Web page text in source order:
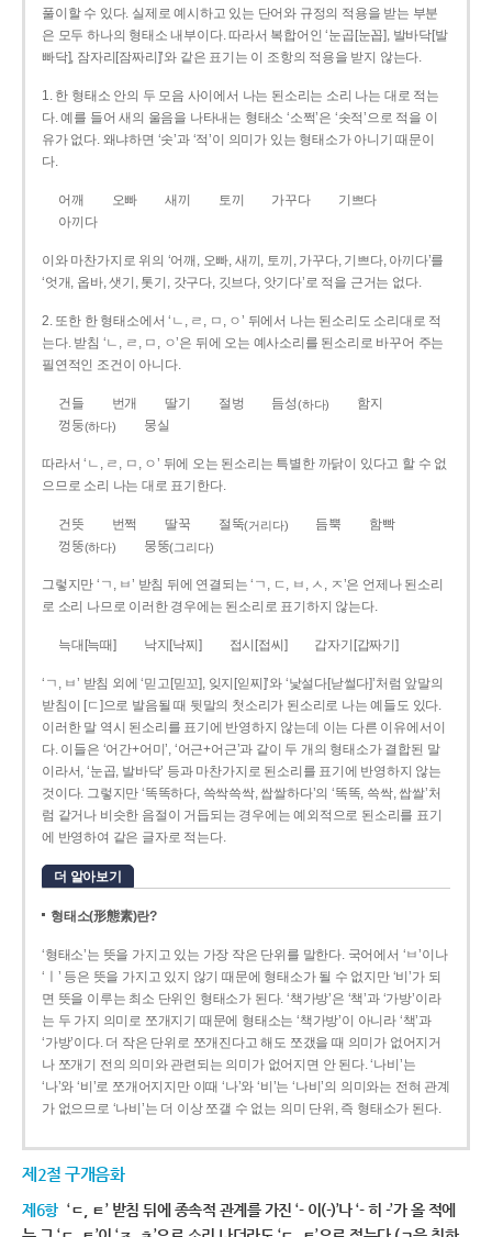
풀이할 수 있다. 실제로 예시하고 있는 단어와 규정의 적용을 받는 부분
은 모두 하나의 형태소 내부이다. 따라서 복합어인 ‘눈곱[눈꼽], 발바닥[발
빠닥], 잠자리[잠짜리]’와 같은 표기는 이 조항의 적용을 받지 않는다.
1. 한 형태소 안의 두 모음 사이에서 나는 된소리는 소리 나는 대로 적는
다. 예를 들어 새의 울음을 나타내는 형태소 ‘소쩍’은 ‘솟적’으로 적을 이
유가 없다. 왜냐하면 ‘솟’과 ‘적’이 의미가 있는 형태소가 아니기 때문이
다.
어깨 오빠 새끼 토끼 가꾸다
기쁘다
아끼다
이와 마찬가지로 위의 ‘어깨, 오빠, 새끼, 토끼, 가꾸다, 기쁘다, 아끼다’를
‘엇개, 옵바, 샛기, 톳기, 갓구다, 깃브다, 앗기다’로 적을 근거는 없다.
2. 또한 한 형태소에서 ‘ㄴ, ㄹ, ㅁ, ㅇ’ 뒤에서 나는 된소리도 소리대로 적
는다. 받침 ‘ㄴ, ㄹ, ㅁ, ㅇ’은 뒤에 오는 예사소리를 된소리로 바꾸어 주는
필연적인 조건이 아니다.
건들 번개 딸기 절벙 듬성(하다)
함지
껑둥(하다) 뭉실
따라서 ‘ㄴ, ㄹ, ㅁ, ㅇ’ 뒤에 오는 된소리는 특별한 까닭이 있다고 할 수 없
으므로 소리 나는 대로 표기한다.
건뜻 번쩍 딸꾹 절뚝(거리다) 듬뿍
함빡
껑뚱(하다) 뭉뚱(그리다)
그렇지만 ‘ㄱ, ㅂ’ 받침 뒤에 연결되는 ‘ㄱ, ㄷ, ㅂ, ㅅ, ㅈ’은 언제나 된소리
로 소리 나므로 이러한 경우에는 된소리로 표기하지 않는다.
늑대[늑때] 낙지[낙찌] 접시[접씨] 갑자기[갑짜기]
‘ㄱ, ㅂ’ 받침 외에 ‘믿고[믿꼬], 잊지[읻찌]’와 ‘낯설다[낟썰다]’처럼 앞말의
받침이 [ㄷ]으로 발음될 때 뒷말의 첫소리가 된소리로 나는 예들도 있다.
이러한 말 역시 된소리를 표기에 반영하지 않는데 이는 다른 이유에서이
다. 이들은 ‘어간+어미’, ‘어근+어근’과 같이 두 개의 형태소가 결합된 말
이라서, ‘눈곱, 발바닥’ 등과 마찬가지로 된소리를 표기에 반영하지 않는
것이다. 그렇지만 ‘똑똑하다, 쓱싹쓱싹, 쌉쌀하다’의 ‘똑똑, 쓱싹, 쌉쌀’처
럼 같거나 비슷한 음절이 거듭되는 경우에는 예외적으로 된소리를 표기
에 반영하여 같은 글자로 적는다.
더 알아보기
형태소(形態素)란?
‘형태소’는 뜻을 가지고 있는 가장 작은 단위를 말한다. 국어에서 ‘ㅂ’이나
‘ㅣ’ 등은 뜻을 가지고 있지 않기 때문에 형태소가 될 수 없지만 ‘비’가 되
면 뜻을 이루는 최소 단위인 형태소가 된다. ‘책가방’은 ‘책’과 ‘가방’이라
는 두 가지 의미로 쪼개지기 때문에 형태소는 ‘책가방’이 아니라 ‘책’과
‘가방’이다. 더 작은 단위로 쪼개진다고 해도 쪼갰을 때 의미가 없어지거
나 쪼개기 전의 의미와 관련되는 의미가 없어지면 안 된다. ‘나비’는
‘나’와 ‘비’로 쪼개어지지만 이때 ‘나’와 ‘비’는 ‘나비’의 의미와는 전혀 관계
가 없으므로 ‘나비’는 더 이상 쪼갤 수 없는 의미 단위, 즉 형태소가 된다.
제2절 구개음화
제6항 ‘ㄷ, ㅌ’ 받침 뒤에 종속적 관계를 가진 ‘- 이(-)’나 ‘- 히 -’가 올 적에